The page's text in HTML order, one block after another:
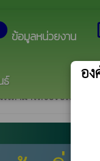
ข้อมูลหน่วยงาน
ธ์
ยินดีต้อนรับสู่เว็
รรหาเป็นคณะกร
สามารถขอรับใบสมัค
อง